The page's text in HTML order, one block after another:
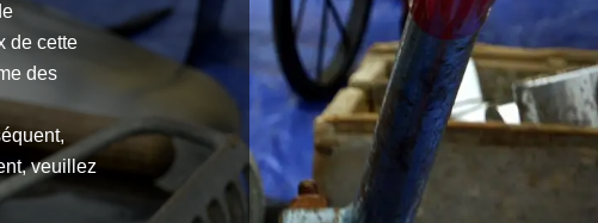
de cette
des
veuillez